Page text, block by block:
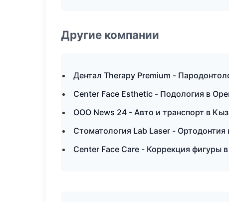
Другие компании
Дентал Therapy Premium -
Center Face Esthetic - Подология в
ООО News 24 - Авто и транспорт в
Стоматология Lab Laser -
Center Face Care - Коррекция фигуры